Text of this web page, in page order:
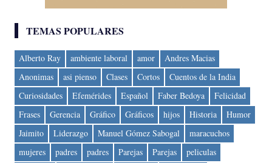
TEMAS POPULARES
Alberto Ray ambiente laboral amor
Andres Macias
Anonimas
asi pienso Clases Cortos
Cuentos de la India
Curiosidades
Efemérides Español Faber Bedoya
Felicidad
Frases
Gerencia Gráfico Gráficos hijos Historia
Humor
Jaimito
Liderazgo Manuel Gómez Sabogal
maracuchos
mujeres
padres padres Parejas Parejas
peliculas